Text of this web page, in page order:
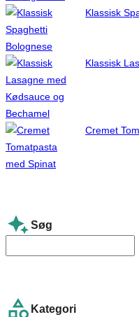
Klassisk
Klassisk
Cremet
Søg
e
c
Kategori